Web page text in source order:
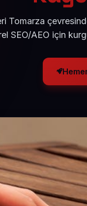
Tomarza
SEO/AEO için